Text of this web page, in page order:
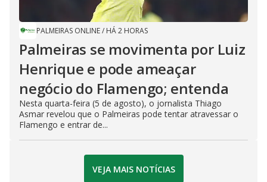
PALMEIRAS ONLINE/ HÁ 2 HORAS
Palmeiras se movimenta por Luiz
Henrique e pode ameaçar
negócio do Flamengo; entenda
Nesta quarta-feira (5 de agosto), o jornalista Thiago
Asmar revelou que o Palmeiras pode tentar atravessar o
Flamengo e entrar de...
VEJA MAIS NOTÍCIAS